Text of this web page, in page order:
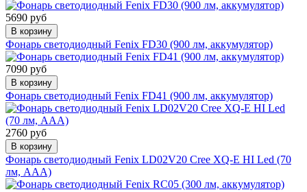
5690 руб
В корзину
Фонарь светодиодный Fenix FD30 (900 лм, аккумулятор)
7090 руб
В корзину
Фонарь светодиодный Fenix FD41 (900 лм, аккумулятор)
2760 руб
В корзину
Фонарь светодиодный Fenix LD02V20 Cree XQ-E HI Led (70
лм, ААА)